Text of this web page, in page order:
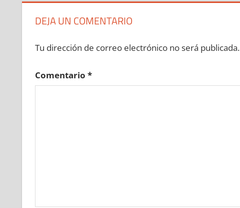
DEJA UN COMENTARIO
Tu dirección de correo electrónico no será publicada.
Comentario *